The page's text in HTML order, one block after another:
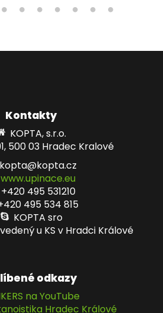
Kontakty
KOPTA, s.r.o.
500 03 Hradec Kralové
kopta@kopta.cz
www.upinace.eu
+420 495 531210
495 534 815
KOPTA sro
u KS v Hradci Králové
odkazy
na YouTube
Hradec Králové